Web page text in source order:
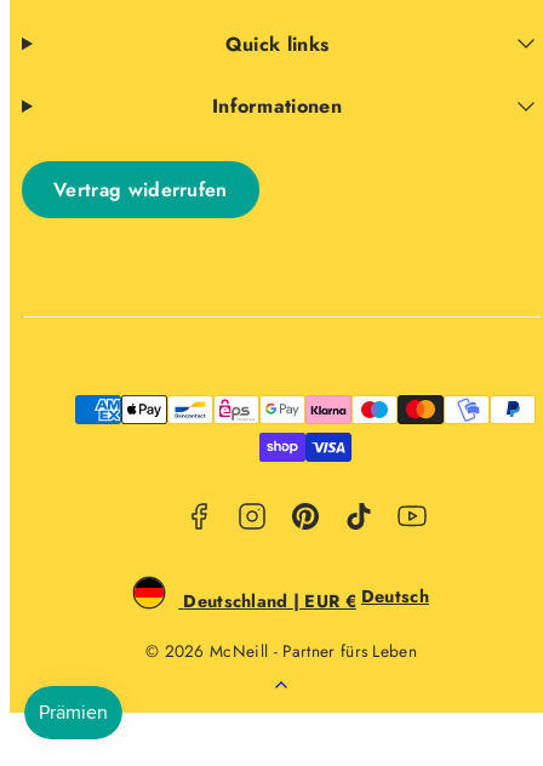
Quick links
Informationen
Vertrag widerrufen
Zahlungsarten
Facebook
Instagram
Pinterest
YouTube
Deutschland | EUR € Deutsch
© 2026 McNeill - Partner fürs Leben
nach